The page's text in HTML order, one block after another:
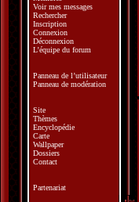
Voir mes messages
Rechercher
Inscription
Connexion
Déconnexion
L’équipe du forum
Panneau de l’utilisateur
Panneau de modération
Site
Thèmes
Encyclopédie
Carte
Wallpaper
Dossiers
Contact
Partenariat